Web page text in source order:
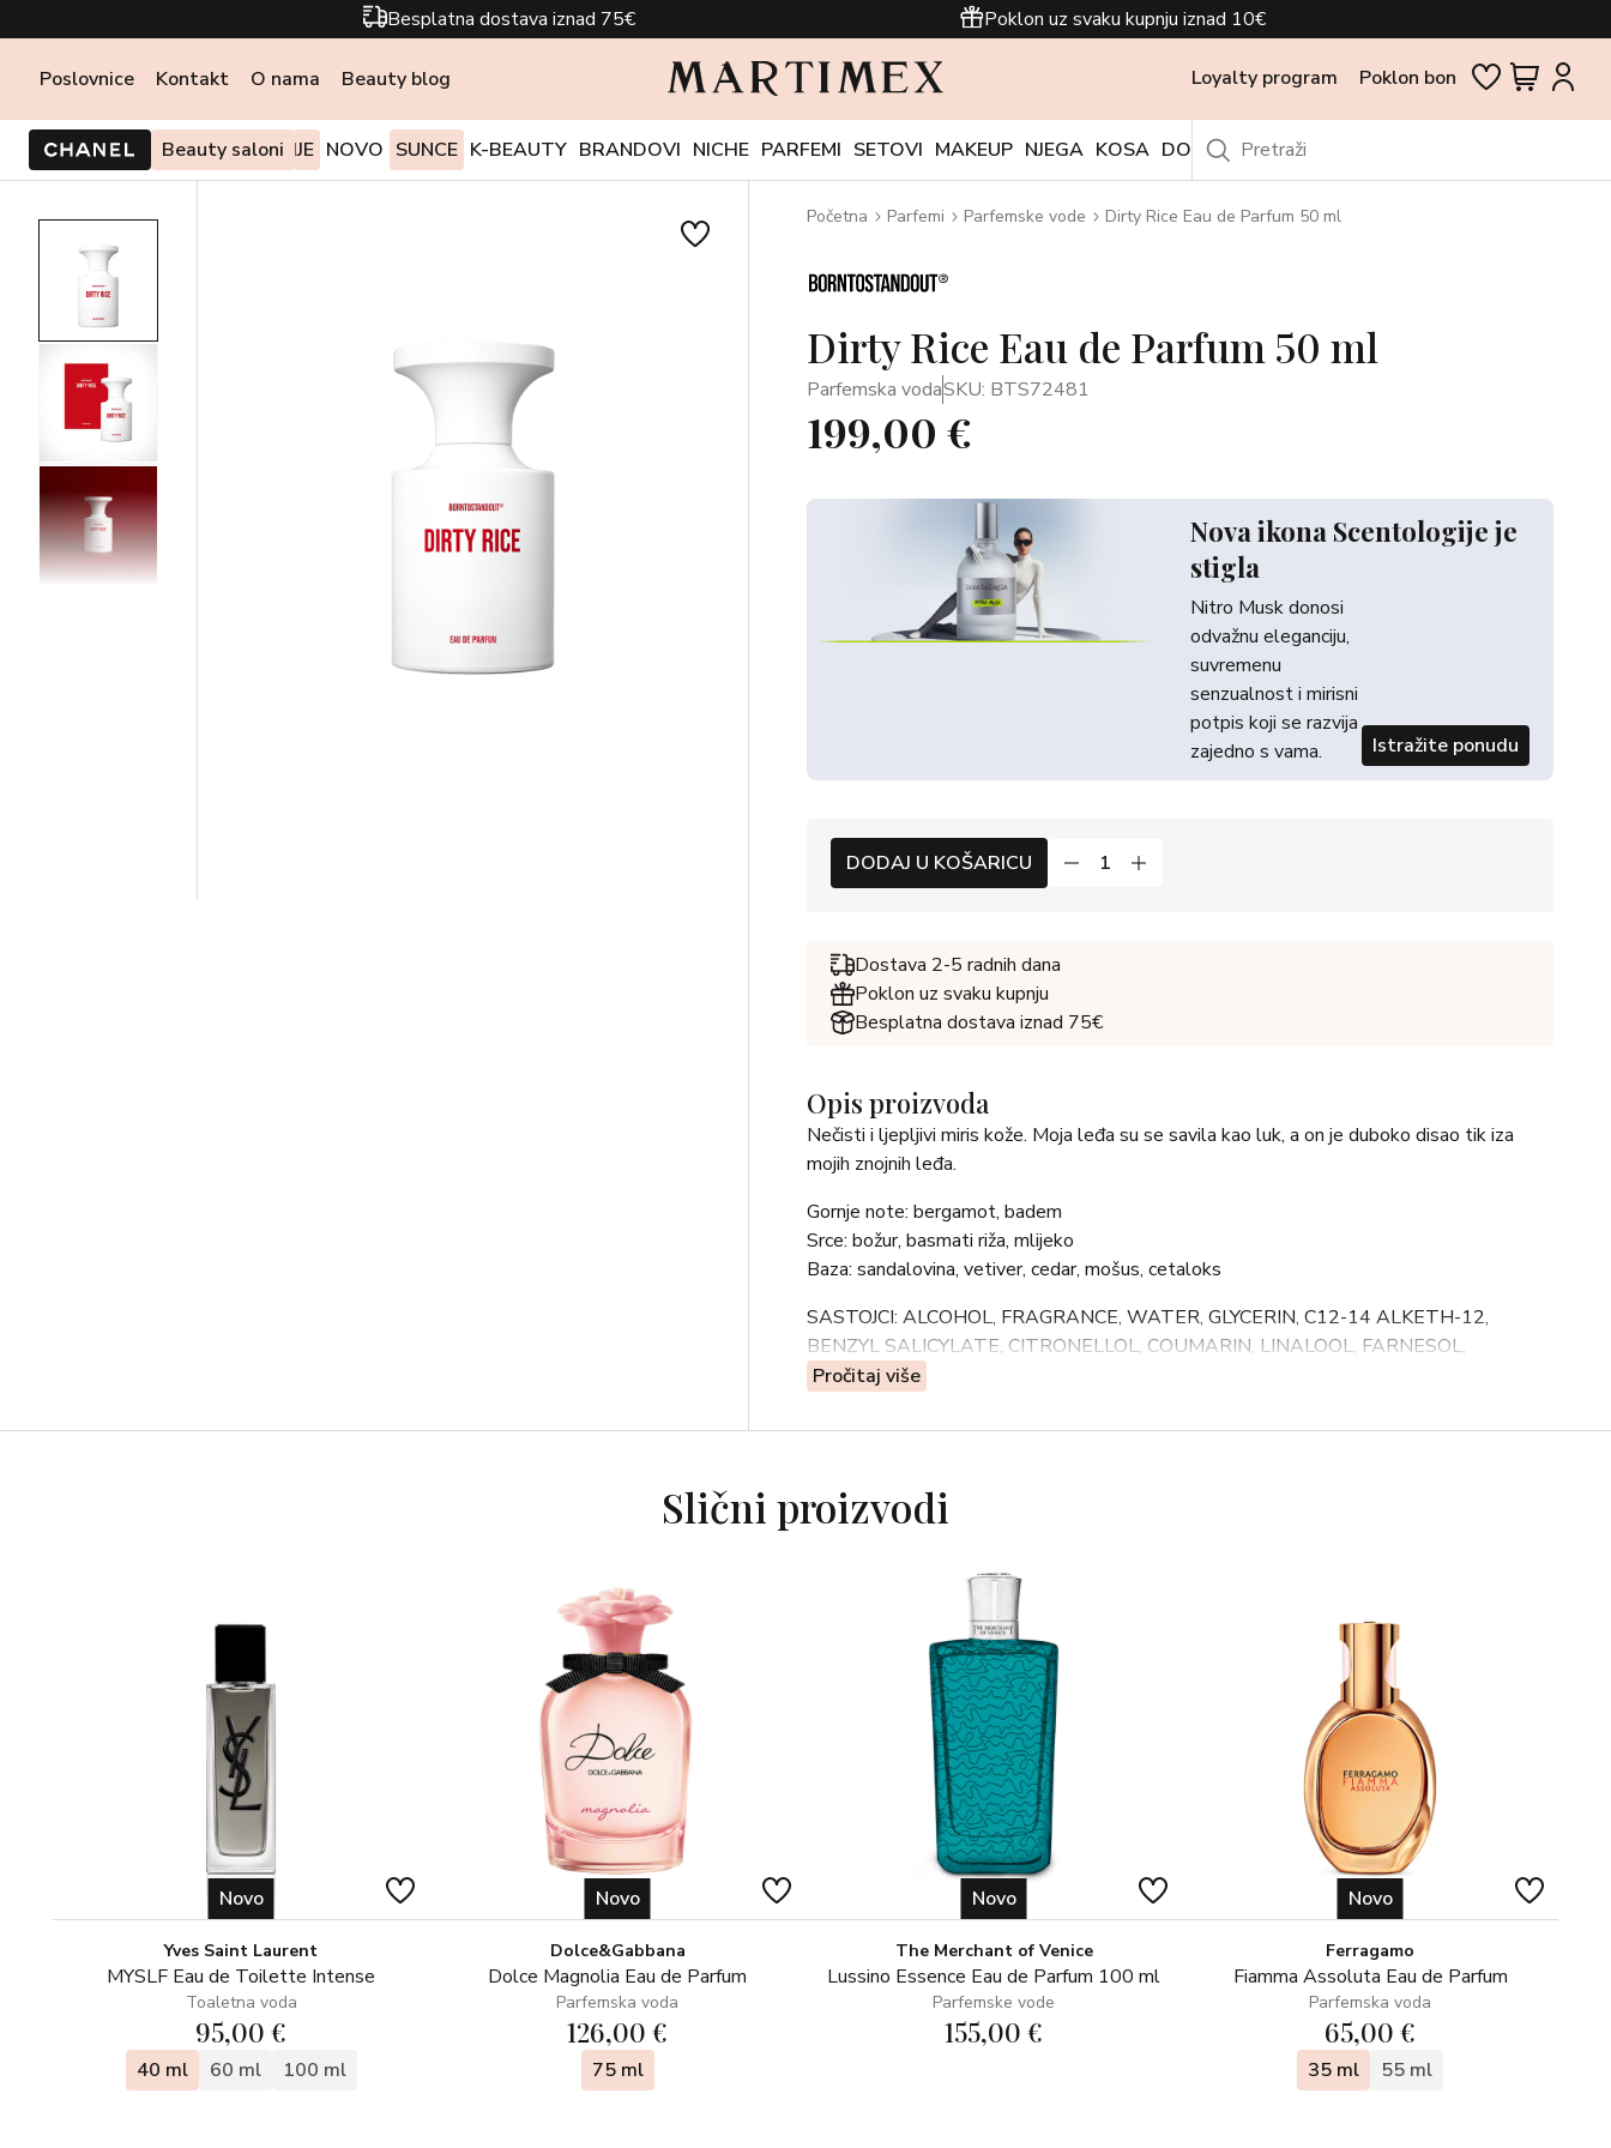
Besplatna dostava iznad 75€ Poklon uz svaku kupnju iznad 10€
Poslovnice Kontakt O nama Beauty blog Loyalty program Poklon bon
Beauty saloni
PONUDE I AKCIJE NOVO SUNCE K-BEAUTY BRANDOVI NICHE PARFEMI SETOVI MAKEUP NJEGA KOSA DODACI OUTLET
Početna Parfemi Parfemske vode Dirty Rice Eau de Parfum 50 ml
Dirty Rice Eau de Parfum 50 ml
Parfemska vodaSKU: BTS72481
199,00 €
Nova ikona Scentologije je
stigla
Nitro Musk donosi
odvažnu eleganciju,
suvremenu
senzualnost i mirisni
potpis koji se razvija
zajedno s vama.
Istražite ponudu
DODAJ U KOŠARICU
Dostava 2-5 radnih dana
Poklon uz svaku kupnju
Besplatna dostava iznad 75€
Opis proizvoda
Nečisti i ljepljivi miris kože. Moja leđa su se savila kao luk, a on je duboko disao tik iza
mojih znojnih leđa.
Gornje note: bergamot, badem
Srce: božur, basmati riža, mlijeko
Baza: sandalovina, vetiver, cedar, mošus, cetaloks
SASTOJCI: ALCOHOL, FRAGRANCE, WATER, GLYCERIN, C12-14 ALKETH-12,
BENZYL SALICYLATE, CITRONELLOL, COUMARIN, LINALOOL, FARNESOL,
LIMONENE, GERANIOL
Pročitaj više
Slični proizvodi
Novo
Yves Saint Laurent
MYSLF Eau de Toilette Intense
Toaletna voda
95,00 €
40 ml 60 ml 100 ml
Novo
Dolce&Gabbana
Dolce Magnolia Eau de Parfum
Parfemska voda
126,00 €
75 ml
Novo
The Merchant of Venice
Lussino Essence Eau de Parfum 100 ml
Parfemske vode
155,00 €
Novo
Ferragamo
Fiamma Assoluta Eau de Parfum
Parfemska voda
65,00 €
35 ml 55 ml